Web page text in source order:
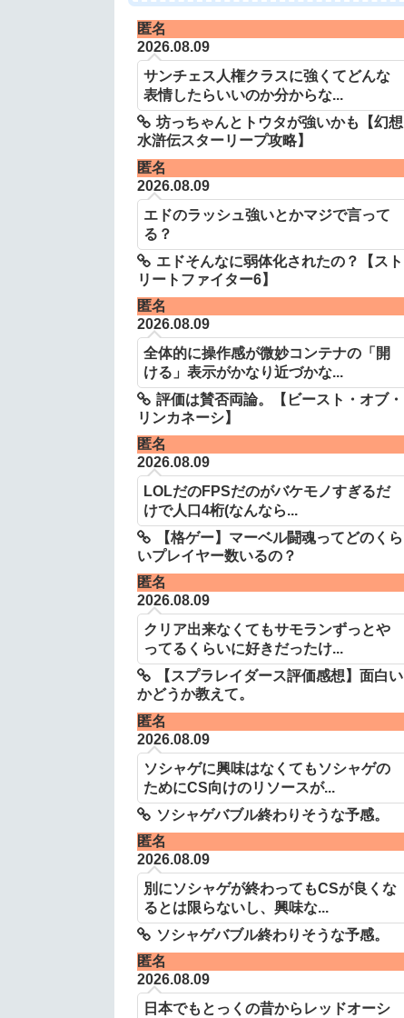
匿名
2026.08.09
サンチェス人権クラスに強くてどんな
表情したらいいのか分からな...
坊っちゃんとトウタが強いかも【幻想
水滸伝スターリープ攻略】
匿名
2026.08.09
エドのラッシュ強いとかマジで言って
る？
エドそんなに弱体化されたの？【スト
リートファイター6】
匿名
2026.08.09
全体的に操作感が微妙コンテナの「開
ける」表示がかなり近づかな...
評価は賛否両論。【ビースト・オブ・
リンカネーシ】
匿名
2026.08.09
LOLだのFPSだのがバケモノすぎるだ
けで人口4桁(なんなら...
【格ゲー】マーベル闘魂ってどのくら
いプレイヤー数いるの？
匿名
2026.08.09
クリア出来なくてもサモランずっとや
ってるくらいに好きだったけ...
【スプラレイダース評価感想】面白い
かどうか教えて。
匿名
2026.08.09
ソシャゲに興味はなくてもソシャゲの
ためにCS向けのリソースが...
ソシャゲバブル終わりそうな予感。
匿名
2026.08.09
別にソシャゲが終わってもCSが良くな
るとは限らないし、興味な...
ソシャゲバブル終わりそうな予感。
匿名
2026.08.09
日本でもとっくの昔からレッドオーシ